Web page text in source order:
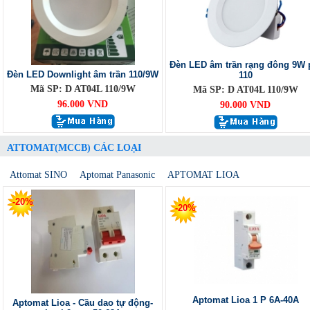
Đèn LED Downlight âm trần 110/9W
Mã SP: D AT04L 110/9W
96.000 VND
Đèn LED âm trần rạng đông 9W
110
Mã SP: D AT04L 110/9W
90.000 VND
ATTOMAT(MCCB) CÁC LOẠI
Attomat SINO Aptomat Panasonic APTOMAT LIOA
-20%
Aptomat Lioa - Cầu dao tự động-
-20%
Aptomat Lioa 1 P 6A-40A